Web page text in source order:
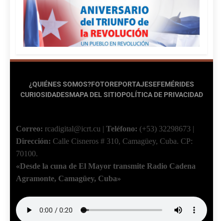
¿QUIÉNES SOMOS?FOTOREPORTAJESEFEMÉRIDES
CURIOSIDADESMAPA DEL SITIOPOLÍTICA DE PRIVACIDAD
Correo: rcadigital@icrt.cu | Teléfono: (+53) 32298673 |
Dirección: Calle Cisneros # 310, Camagüey, Cuba. CP:
70100.
«Desde la cuna de El Mayor transmite Radio Cadena
Agramonte, Camagüey, Cuba»